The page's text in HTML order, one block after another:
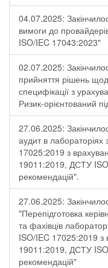
04.07.2025:
вимоги до
ISO/IEC 17043:2023"
02.07.2025:
прийняття рішень
специфікації з
Ризик-орієнтований
27.06.2025:
аудит в
17025:2019 з
19011:2019, ДСТУ
рекомендацій".
27.06.2025:
"Перепідготовка
та фахівців
ISO/IEC 17025:2019
19011:2019, ДСТУ
рекомендацій"